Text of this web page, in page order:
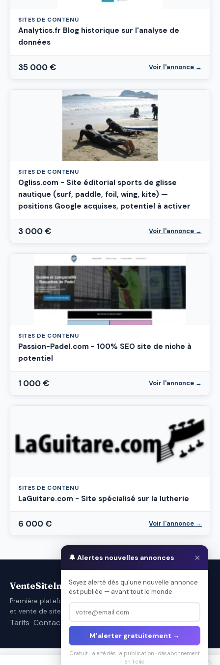
SITES DE CONTENU
Analytics.fr Blog historique sur l'analyse de
données
35 000 € Voir l'annonce →
SITES DE CONTENU
Ogliss.com - Site éditorial sports de glisse
nautique (surf, paddle, foil, wing, kite) —
positions Google acquises, potentiel à activer
3 000 € Voir l'annonce →
SITES DE CONTENU
Passion-Padel.com - 100% SEO site de niche à
potentiel
1 000 € Voir l'annonce →
SITES DE CONTENU
LaGuitare.com - Site spécialisé sur la lutherie
6 000 € Voir l'annonce →
🔔 Alertes nouvelles annonces ×
Soyez alerté dès qu'une nouvelle annonce
est publiée — avant tout le monde.
M'alerter gratuitement →
Gratuit · alerté dès la publication · désabonnement
en 1 clic
VenteSiteInternet.com
Première plateforme française d'achat
et vente de sites internet.
Tarifs Contact Conditions d’utilisation